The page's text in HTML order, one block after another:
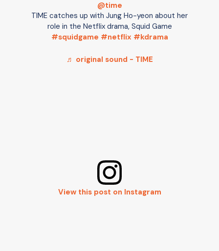
@time
TIME catches up with Jung Ho-yeon about her
role in the Netflix drama, Squid Game
#squidgame #netflix #kdrama
♬ original sound - TIME
View this post on Instagram